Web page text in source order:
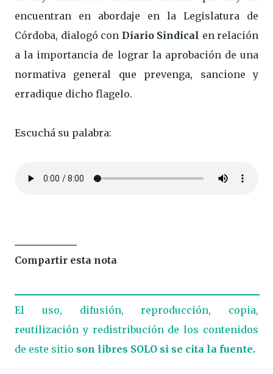
encuentran en abordaje en la Legislatura de
Córdoba, dialogó con Diario Sindical en relación
a la importancia de lograr la aprobación de una
normativa general que prevenga, sancione y
erradique dicho flagelo.
Escuchá su palabra:
Compartir esta nota
El uso, difusión, reproducción, copia,
reutilización y redistribución de los contenidos
de este sitio son libres SOLO si se cita la fuente.